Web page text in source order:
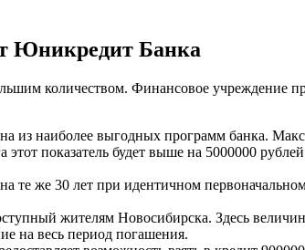
Юникредит Банка
количеством. Финансовое учреждение
из наиболее выгодных программ банка.
показатель будет выше на 5000000
те же 30 лет при идентичном
жителям Новосибирска. Здесь
на весь период погашения.